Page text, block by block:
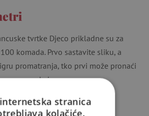
tvrtke Djeco prikladne su za
komada. Prvo sastavite sliku, a
​​promatranja, tko prvi može pronaći
na okviru.
stranica
kolačiće.